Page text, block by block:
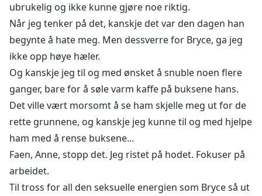
ubrukelig og ikke kunne gjøre noe riktig.
Når jeg tenker på det, kanskje det var den dagen han
begynte å hate meg. Men dessverre for Bryce, ga jeg
ikke opp høye hæler.
Og kanskje jeg til og med ønsket å snuble noen flere
ganger, bare for å søle varm kaffe på buksene hans.
Det ville vært morsomt å se ham skjelle meg ut for de
rette grunnene, og kanskje jeg kunne til og med hjelpe
ham med å rense buksene...
Faen, Anne, stopp det. Jeg ristet på hodet. Fokuser på
arbeidet.
Til tross for all den seksuelle energien som Bryce så ut